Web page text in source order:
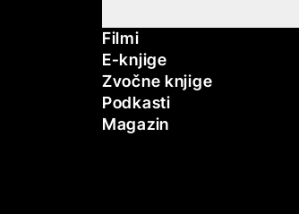
Filmi
E-knjige
Zvočne knjige
Podkasti
Magazin